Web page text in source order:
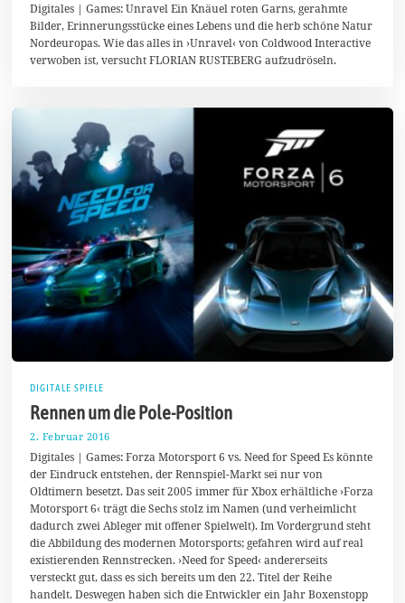
.
F
e
b
1
6
Digitales | Games: Unravel Ein Knäuel roten Garns, gerahmte
Bilder, Erinnerungsstücke eines Lebens und die herb schöne Natur
Nordeuropas. Wie das alles in ›Unravel‹ von Coldwood Interactive
verwoben ist, versucht FLORIAN RUSTEBERG aufzudröseln.
DIGITALE SPIELE
Rennen um die Pole-Position
2. Februar 2016
.
M
a
i
0
1
8
Digitales | Games: Forza Motorsport 6 vs. Need for Speed Es könnte
der Eindruck entstehen, der Rennspiel-Markt sei nur von
Oldtimern besetzt. Das seit 2005 immer für Xbox erhältliche ›Forza
Motorsport 6‹ trägt die Sechs stolz im Namen (und verheimlicht
dadurch zwei Ableger mit offener Spielwelt). Im Vordergrund steht
die Abbildung des modernen Motorsports; gefahren wird auf real
existierenden Rennstrecken. ›Need for Speed‹ andererseits
versteckt gut, dass es sich bereits um den 22. Titel der Reihe
handelt. Deswegen haben sich die Entwickler ein Jahr Boxenstopp